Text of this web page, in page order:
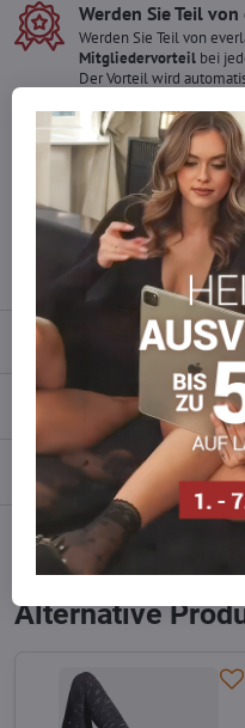
Werden Sie Teil
Werden Sie Teil von
Mitgliedervorteil bei
Der Vorteil wird
Möchten Sie
Zögern Sie nicht, uns zu
wieder auf!
info​​@everlady​​.eu
Beschreibung
Bewertungen
Diskussion 0
Facebook
Alternative